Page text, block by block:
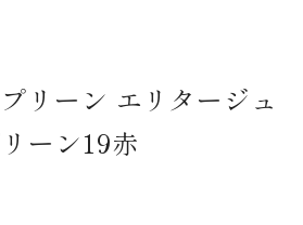
リーン エリタージュ
ーン19赤